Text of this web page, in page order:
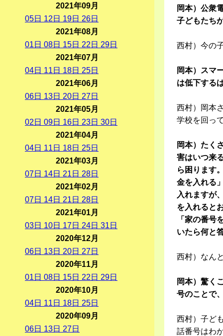
岡本）公衆
子どもたち
西村）今の
岡本）スマ
は低下する
西村）岡本
学校を回っ
岡本）たく
害はいつ来
ら困ります
金を入れる
入れますが
を入れると
「家の番号
いたら何と
西村）なん
岡本）驚く
号のことで
西村）子ど
話番号はわ
2021年09月
05日 12 日 19日 26日
2021年08月
01 日 08日 15日 22 日 29日
2021年07月
04日 11 日 18日 25日
2021年06月
06日 13日 20日 27日
2021年05月
02 日 09日 16日 23日 30日
2021年04月
04日 11 日 18日 25日
2021年03月
07日 14日 21 日 28日
2021年02月
07日 14日 21 日 28日
2021年01月
03日 10日 17日 24日 31 日
2020年12月
06日 13日 20日 27日
2020年11月
01 日 08日 15日 22 日 29日
2020年10月
04日 11 日 18日 25日
2020年09月
06日 13日 27日